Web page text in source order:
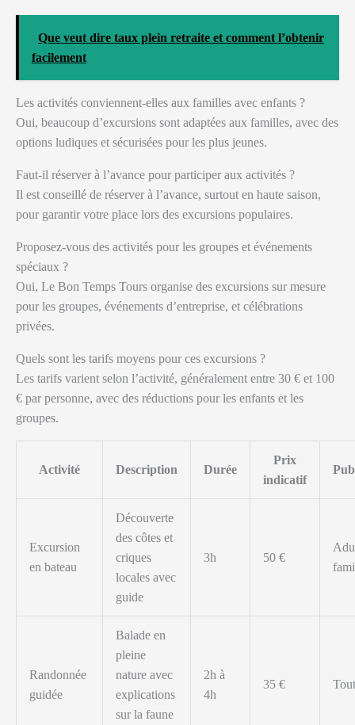
Que veut dire taux plein retraite et comment l’obtenir
facilement
Les activités conviennent-elles aux familles avec enfants ?
Oui, beaucoup d’excursions sont adaptées aux familles, avec des
options ludiques et sécurisées pour les plus jeunes.
Faut-il réserver à l’avance pour participer aux activités ?
Il est conseillé de réserver à l’avance, surtout en haute saison,
pour garantir votre place lors des excursions populaires.
Proposez-vous des activités pour les groupes et événements
spéciaux ?
Oui, Le Bon Temps Tours organise des excursions sur mesure
pour les groupes, événements d’entreprise, et célébrations
privées.
Quels sont les tarifs moyens pour ces excursions ?
Les tarifs varient selon l’activité, généralement entre 30 € et 100
€ par personne, avec des réductions pour les enfants et les
groupes.
Activité Description Durée
Prix
indicatif
Excursion
en bateau
Découverte
des côtes et
criques
locales avec
guide
3h 50 €
Randonnée
guidée
Balade en
pleine
nature avec
explications
sur la faune
2h à
4h
35 €